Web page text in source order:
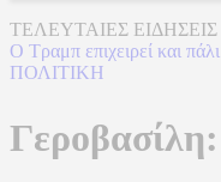
ΤΕΛΕΥΤΑΙΕΣ ΕΙΔΗΣΕΙΣ
Ο Τραμπ επιχειρεί και
ΠΟΛΙΤΙΚΗ